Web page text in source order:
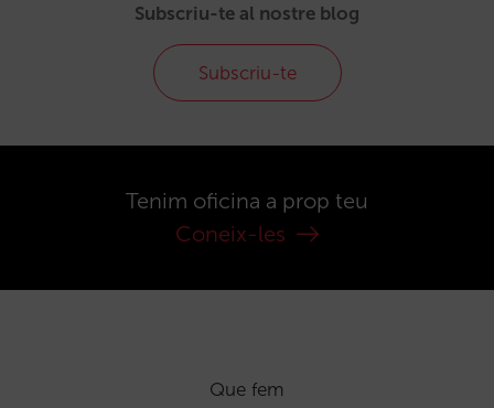
Subscriu-te al nostre blog
Subscriu-te
Tenim oficina a prop teu
Coneix-les
Que fem